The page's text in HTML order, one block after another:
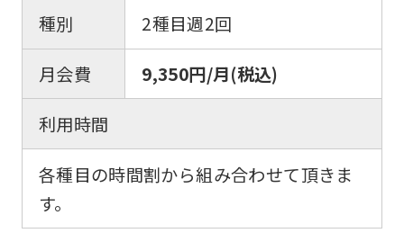
種別
2種目週2回
月会費
9,350円/月(税込)
利用時間
各種目の時間割から組み合わせて頂きま
す。